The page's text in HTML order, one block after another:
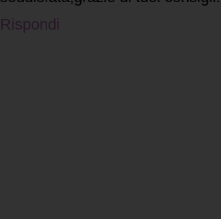
Rispondi